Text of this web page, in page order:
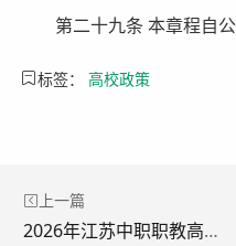
第二十九条 本章程自公
标签： 高校政策
上一篇
2026年江苏中职职教高考志愿填报官网入口：https://zjgk.jseea.cn